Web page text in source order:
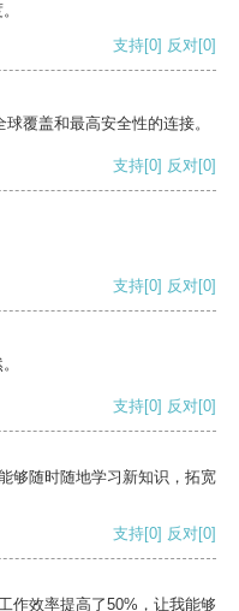
支持[0] 反对[0]
覆盖和最高安全性的连接。
支持[0] 反对[0]
支持[0] 反对[0]
支持[0] 反对[0]
够随时随地学习新知识，拓宽
支持[0] 反对[0]
作效率提高了50%，让我能够